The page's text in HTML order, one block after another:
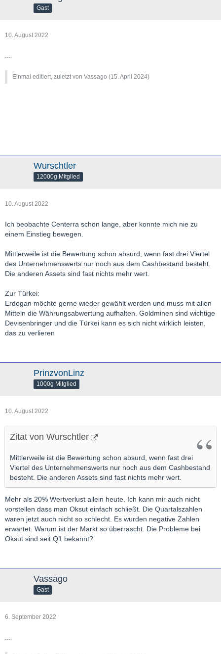
Gast
10. August 2022
Einmal editiert, zuletzt von Vassago (15. April 2024)
Wurschtler
12000g Mitglied
10. August 2022
Ich beobachte Centerra schon lange, aber konnte mich nie zu
einem Einstieg bewegen.
Mittlerweile ist die Bewertung schon absurd, wenn fast drei Viertel
des Unternehmenswerts nur noch aus dem Cashbestand besteht.
Die anderen Assets sind fast nichts mehr wert.
Zur Türkei:
Erdogan möchte gerne wieder gewählt werden und muss mit allen
Mitteln die Währungsabwertung aufhalten. Goldminen sind wichtige
Devisenbringer und die Türkei kann es sich nicht wirklich leisten,
das zu verlieren
PrinzvonLinz
1000g Mitglied
10. August 2022
Zitat von Wurschtler
Mittlerweile ist die Bewertung schon absurd, wenn fast drei
Viertel des Unternehmenswerts nur noch aus dem Cashbestand
besteht. Die anderen Assets sind fast nichts mehr wert.
Mehr als 20% Wertverlust allein heute. Ich kann mir auch nicht
vorstellen dass man Oksut einfach schließt. Die Quartalszahlen
waren jetzt auch nicht so schlecht. Es wurden negative Zahlen
erwartet. Warum ist der Markt so überrascht. Die Probleme bei
Oksut sind seit Q1 bekannt?
Vassago
Gast
6. September 2022